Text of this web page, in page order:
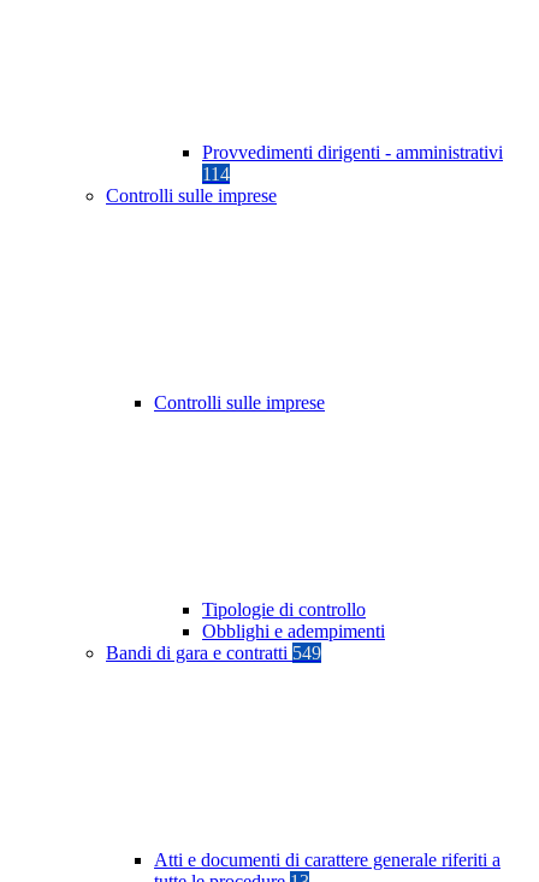
Provvedimenti dirigenti - amministrativi
114
Controlli sulle imprese
Controlli sulle imprese
Tipologie di controllo
Obblighi e adempimenti
Bandi di gara e contratti 549
Atti e documenti di carattere generale riferiti a